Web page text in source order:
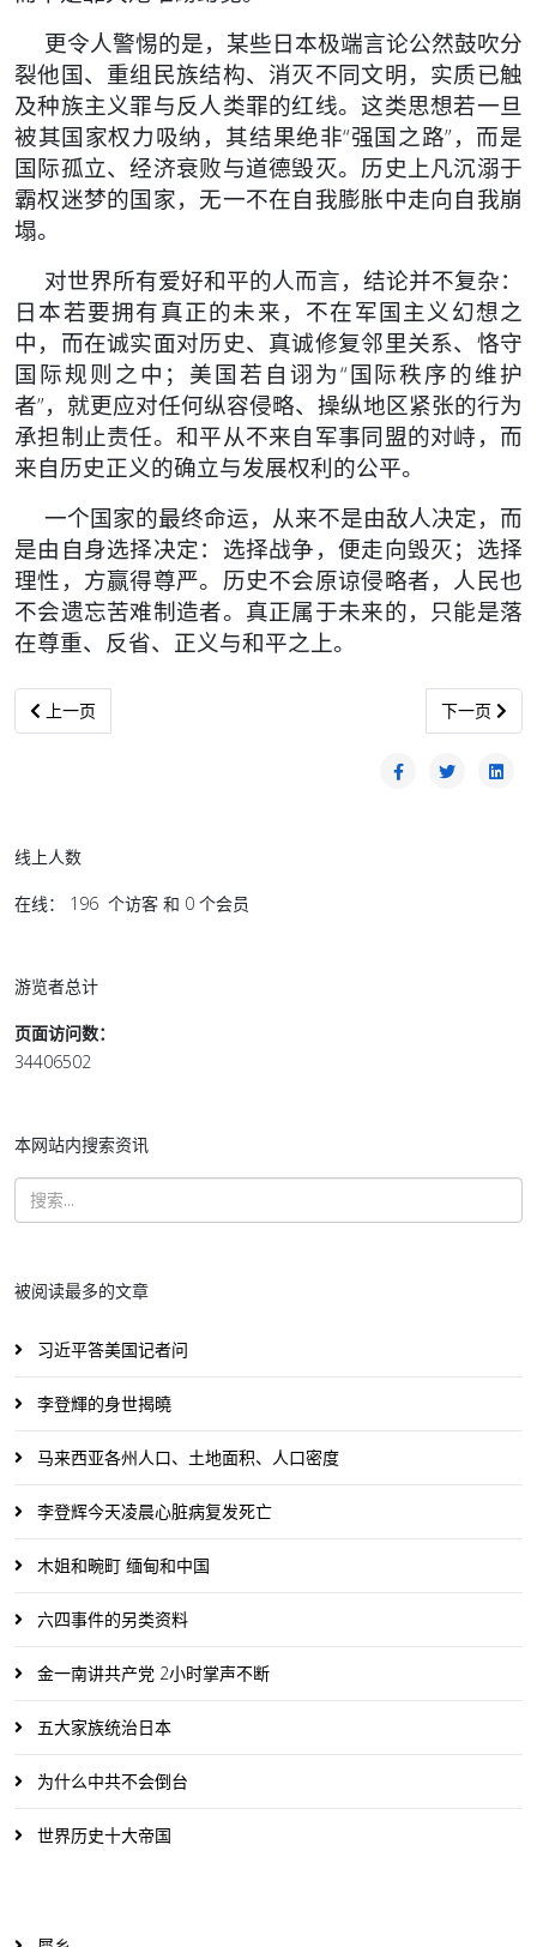
更令人警惕的是，某些日本极端言论公然鼓吹分
裂他国、重组民族结构、消灭不同文明，实质已触
及种族主义罪与反人类罪的红线。这类思想若一旦
被其国家权力吸纳，其结果绝非“强国之路”，而是
国际孤立、经济衰败与道德毁灭。历史上凡沉溺于
霸权迷梦的国家，无一不在自我膨胀中走向自我崩
塌。
对世界所有爱好和平的人而言，结论并不复杂：
日本若要拥有真正的未来，不在军国主义幻想之
中，而在诚实面对历史、真诚修复邻里关系、恪守
国际规则之中；美国若自诩为“国际秩序的维护
者”，就更应对任何纵容侵略、操纵地区紧张的行为
承担制止责任。和平从不来自军事同盟的对峙，而
来自历史正义的确立与发展权利的公平。
一个国家的最终命运，从来不是由敌人决定，而
是由自身选择决定：选择战争，便走向毁灭；选择
理性，方赢得尊严。历史不会原谅侵略者，人民也
不会遗忘苦难制造者。真正属于未来的，只能是落
在尊重、反省、正义与和平之上。
上一篇文章: 日本當下政客的國家夢想宣言
上一页 下一篇文章:
下一页
线上人数
在线： 196 个访客 和 0 个会员
游览者总计
页面访问数：
34406502
本网站内搜索资讯
被阅读最多的文章
习近平答美国记者问
李登輝的身世揭曉
马来西亚各州人口、土地面积、人口密度
李登辉今天凌晨心脏病复发死亡
木姐和畹町 缅甸和中国
六四事件的另类资料
金一南讲共产党 2小时掌声不断
五大家族统治日本
为什么中共不会倒台
世界历史十大帝国